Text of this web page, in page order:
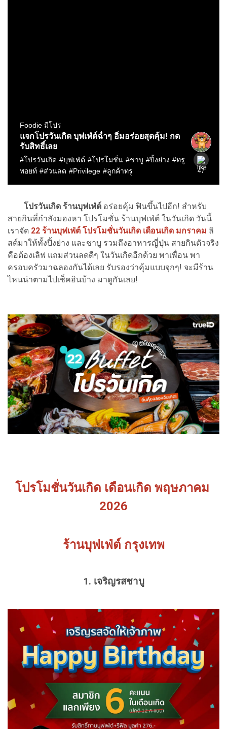
โปรวันเกิด ร้านบุฟเฟ่ต์ อร่อยคุ้ม ฟินขึ้นไปอีก! สำหรับ
สายกินที่กำลังมองหา โปรโมชั่น ร้านบุฟเฟ่ต์ ในวันเกิด วันนี้
เราจัด 22 ร้านบุฟเฟ่ต์ โปรโมชั่นวันเกิด เดือนเกิด มกราคม ลิ
สต์มาให้ทั้งปิ้งย่าง และชาบู รวมถึงอาหารญี่ปุ่น สายกินตัวจริง
คือต้องเลิฟ แถมส่วนลดดีๆ ในวันเกิดอีกด้วย พาเพื่อน พา
ครอบครัวมาฉลองกันได้เลย รับรองว่าคุ้มแบบจุกๆ! จะมีร้าน
ไหนน่าตามไปเช็คอินบ้าง มาดูกันเลย!
โปรโมชั่นวันเกิด เดือนเกิด พฤษภาคม
2026
ร้านบุฟเฟ่ต์ กรุงเทพ
1. เจริญรสชาบู